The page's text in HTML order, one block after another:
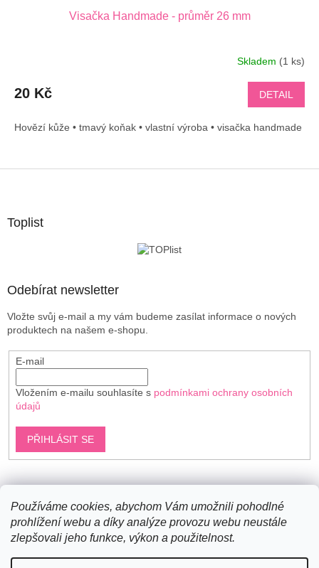
Používáme cookies, abychom Vám umožnili pohodlné
prohlížení webu a díky analýze provozu webu neustále
zlepšovali jeho funkce, výkon a použitelnost.
Visačka Handmade - průměr 26 mm
Skladem (1 ks)
20 Kč DETAIL
Hovězí kůže • tmavý koňak • vlastní výroba • visačka handmade
Toplist
Odebírat newsletter
Vložte svůj e-mail a my vám budeme zasílat informace o nových
produktech na našem e-shopu.
E-mail
Vložením e-mailu souhlasíte s podmínkami ochrany osobních
údajů
PŘIHLÁSIT SE